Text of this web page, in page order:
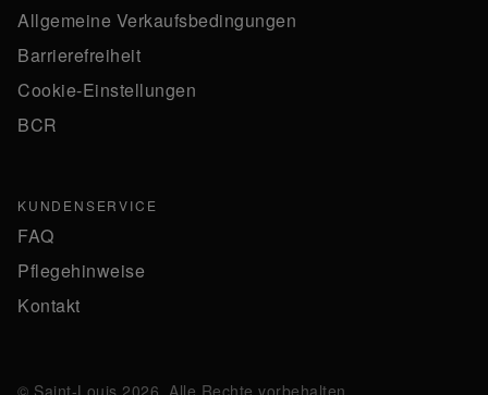
Allgemeine Verkaufsbedingungen
Barrierefreiheit
Cookie-Einstellungen
BCR
KUNDENSERVICE
FAQ
Pflegehinweise
Kontakt